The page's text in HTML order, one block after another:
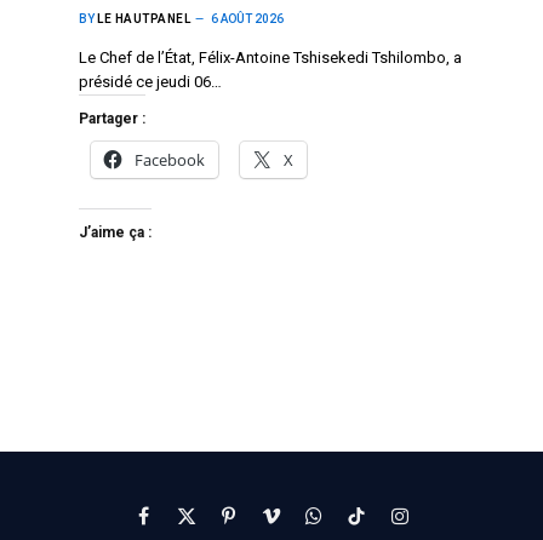
BY LE HAUTPANEL 6 AOÛT 2026
Le Chef de l’État, Félix-Antoine Tshisekedi Tshilombo, a
présidé ce jeudi 06…
Partager :
Facebook X
J’aime ça :
Facebook
X
PinterestVimeoWhatsApp
TikTokInstagram